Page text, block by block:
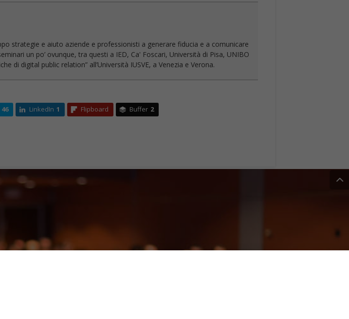
strategie e aiuto aziende e professionisti a generare fiducia e a comunicare
un po’ ovunque, tra questi a IED, Ca' Foscari, Università di Pisa, UNIBO
di digital public relation” all’Università IUSVE, a Venezia e Verona.
46 LinkedIn 1 Flipboard Buffer 2